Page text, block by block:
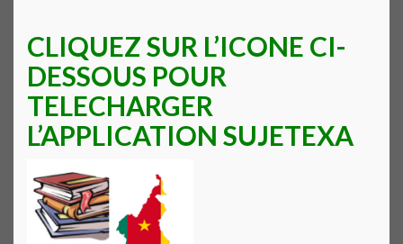
CLIQUEZ SUR L’ICONE CI-
DESSOUS POUR
TELECHARGER
L’APPLICATION SUJETEXA